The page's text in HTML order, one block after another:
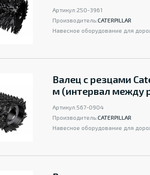
Артикул:250-3961
Производитель:CATERPILLAR
Навесное оборудование для
Валец с резцами
м (интервал между
Артикул:567-0904
Производитель:CATERPILLAR
Навесное оборудование для